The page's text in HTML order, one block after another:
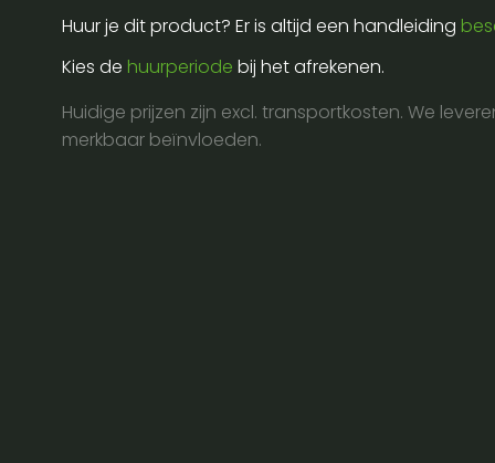
Huur je dit product? Er is altijd een handleiding
Kies de huurperiode bij het afrekenen.
Huidige prijzen zijn excl. transportkosten. We
merkbaar beïnvloeden.